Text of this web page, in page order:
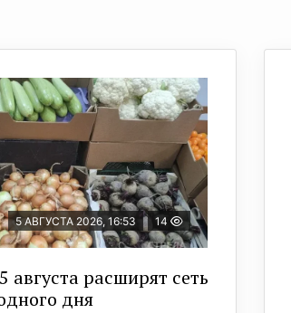
5 АВГУСТА 2026, 16:53 14
августа расширят сеть
дня